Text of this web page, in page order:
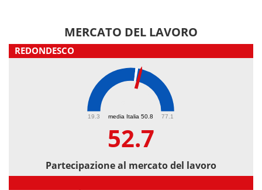
MERCATO DEL LAVORO
REDONDESCO
media Italia 50.8
19.3 77.1
52.7
Partecipazione al mercato del lavoro